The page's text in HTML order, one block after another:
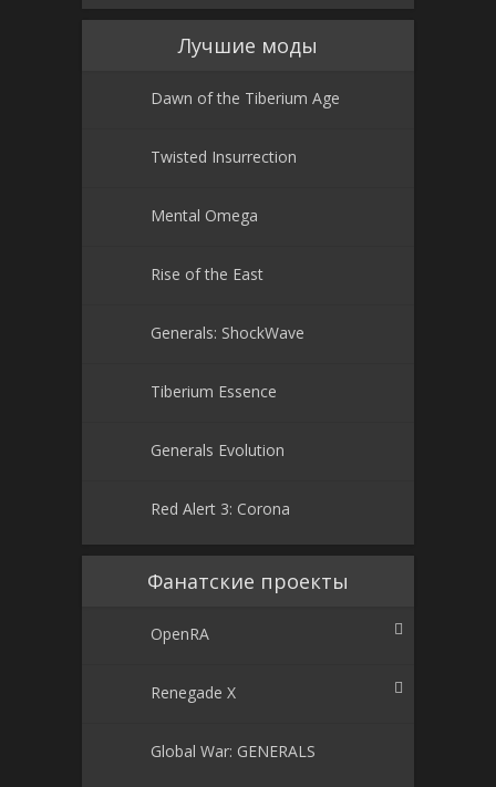
Лучшие моды
Dawn of the Tiberium Age
Twisted Insurrection
Mental Omega
Rise of the East
Generals: ShockWave
Tiberium Essence
Generals Evolution
Red Alert 3: Corona
Фанатские проекты
OpenRA
Renegade X
Global War: GENERALS